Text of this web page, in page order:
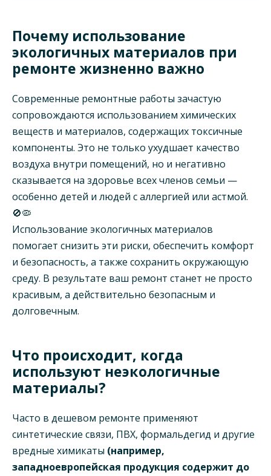
Почему использование
экологичных материалов при
ремонте жизненно важно
Современные ремонтные работы зачастую
сопровождаются использованием химических
веществ и материалов, содержащих токсичные
компоненты. Это не только ухудшает качество
воздуха внутри помещений, но и негативно
сказывается на здоровье всех членов семьи —
особенно детей и людей с аллергией или астмой.
🚫🦠
Использование экологичных материалов
помогает снизить эти риски, обеспечить комфорт
и безопасность, а также сохранить окружающую
среду. В результате ваш ремонт станет не просто
красивым, а действительно безопасным и
долговечным.
Что происходит, когда
используют неэкологичные
материалы?
Часто в дешевом ремонте применяют
синтетические связи, ПВХ, формальдегид и другие
вредные химикаты (например,
западноевропейская продукция содержит до